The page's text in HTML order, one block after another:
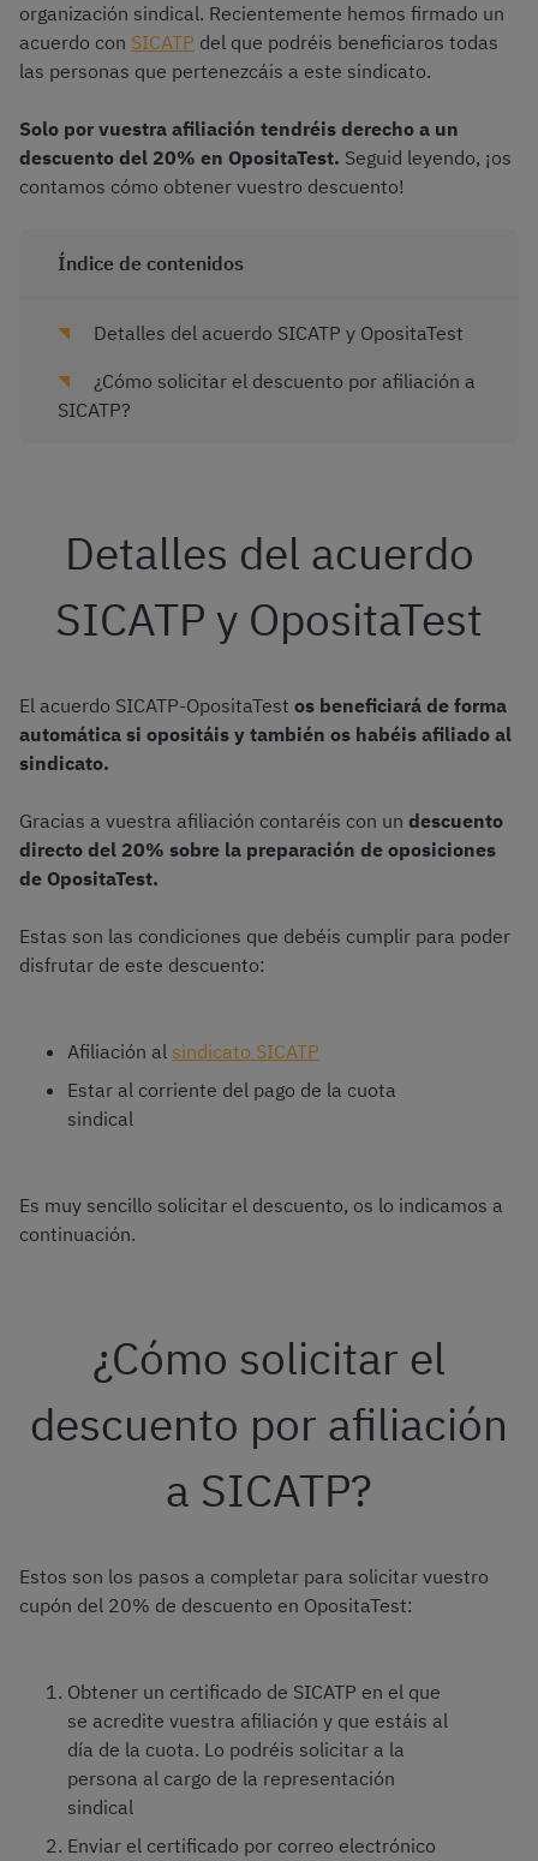
organización sindical. Recientemente hemos firmado un
acuerdo con SICATP del que podréis beneficiaros todas
las personas que pertenezcáis a este sindicato.
Solo por vuestra afiliación tendréis derecho a un
descuento del 20% en OpositaTest. Seguid leyendo, ¡os
contamos cómo obtener vuestro descuento!
Índice de contenidos
Detalles del acuerdo SICATP y OpositaTest
¿Cómo solicitar el descuento por afiliación a
SICATP?
Detalles del acuerdo
SICATP y OpositaTest
El acuerdo SICATP-OpositaTest os beneficiará de forma
automática si opositáis y también os habéis afiliado al
sindicato.
Gracias a vuestra afiliación contaréis con un descuento
directo del 20% sobre la preparación de oposiciones
de OpositaTest.
Estas son las condiciones que debéis cumplir para poder
disfrutar de este descuento:
Afiliación al sindicato SICATP
Estar al corriente del pago de la cuota
sindical
Es muy sencillo solicitar el descuento, os lo indicamos a
continuación.
¿Cómo solicitar el
descuento por afiliación
a SICATP?
Estos son los pasos a completar para solicitar vuestro
cupón del 20% de descuento en OpositaTest:
Obtener un certificado de SICATP en el que
se acredite vuestra afiliación y que estáis al
día de la cuota. Lo podréis solicitar a la
persona al cargo de la representación
sindical
Enviar el certificado por correo electrónico